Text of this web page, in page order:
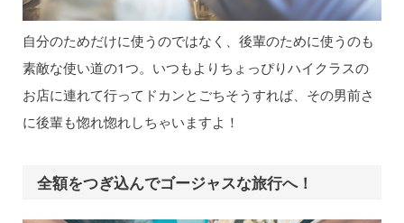
自分のためだけに使うのではなく、後輩のために使うのも
素敵な使い道の1つ。いつもよりちょっぴりハイクラスの
お店に連れて行ってドカンとごちそうすれば、その男前さ
に後輩も惚れ惚れしちゃいますよ！
全額をつぎ込んでゴージャスな旅行へ！